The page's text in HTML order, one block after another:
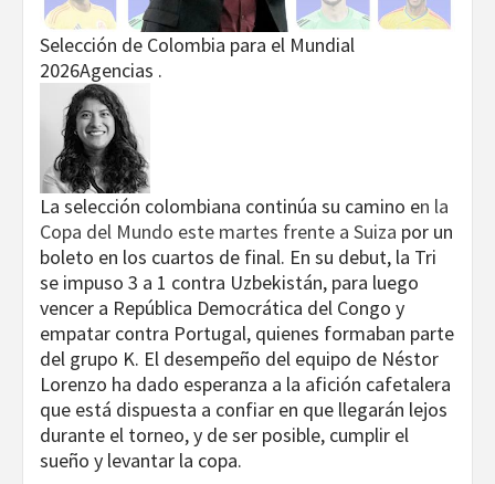
Selección de Colombia para el Mundial
2026Agencias .
La selección colombiana continúa su camino en la
Copa del Mundo este martes frente a Suiza por un
boleto en los cuartos de final. En su debut, la Tri
se impuso 3 a 1 contra Uzbekistán, para luego
vencer a República Democrática del Congo y
empatar contra Portugal, quienes formaban parte
del grupo K. El desempeño del equipo de Néstor
Lorenzo ha dado esperanza a la afición cafetalera
que está dispuesta a confiar en que llegarán lejos
durante el torneo, y de ser posible, cumplir el
sueño y levantar la copa.